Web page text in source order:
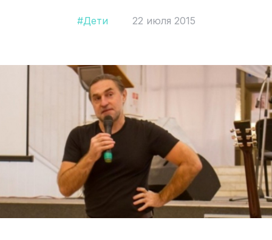
#Дети 22 июля 2015
СОГЛАСИЕ на получение рекламных сообщений и
информации Пользователя МИРА ID
Политика и соглашение на обработку
персональных данных